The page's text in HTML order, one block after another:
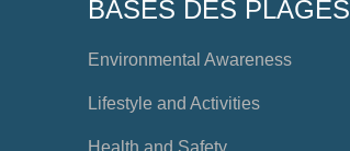
BASES DES PLAGES
Environmental Awareness
Lifestyle and Activities
Health and Safety